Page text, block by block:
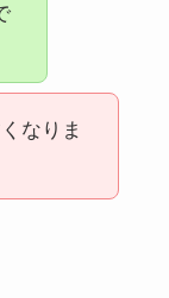
なりま